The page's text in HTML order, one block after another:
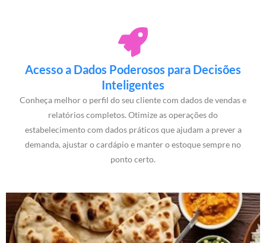
Acesso a Dados Poderosos para Decisões
Inteligentes
Conheça melhor o perfil do seu cliente com dados de vendas e
relatórios completos. Otimize as operações do
estabelecimento com dados práticos que ajudam a prever a
demanda, ajustar o cardápio e manter o estoque sempre no
ponto certo.